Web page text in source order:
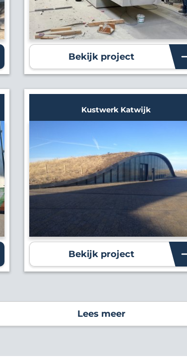
Bekijk project
Kustwerk Katwijk
Bekijk project
Lees meer